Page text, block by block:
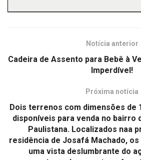
Notícia anterior
Cadeira de Assento para Bebê à
Imperdível!
Próxima notícia
Dois terrenos com dimensões de
disponíveis para venda no bairro
Paulistana. Localizados naa
residência de Josafá Machado,
uma vista deslumbrante do